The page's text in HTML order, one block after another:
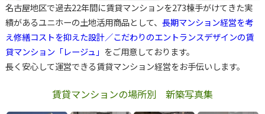
名古屋地区で過去22年間に賃貸マンションを273棟手がけてきた実
績があるユニホーの土地活用商品として、 長期マンション経営を考
え修繕コストを抑えた設計／こだわりのエントランスデザインの賃
貸マンション「レージュ」 をご用意しております。
長く安心して運営できる賃貸マンション経営をお手伝いします。
賃貸マンションの場所別 新築写真集